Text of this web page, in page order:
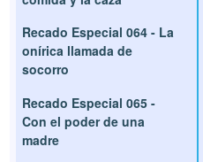
Recado Especial 064 - La
onírica llamada de
socorro
Recado Especial 065 -
Con el poder de una
madre